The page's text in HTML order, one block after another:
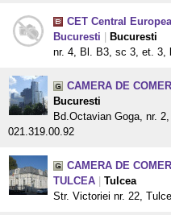
CET Central
Bucuresti
Bucuresti
nr. 4, Bl. B3, sc 3, et. 3,
CAMERA DE
Bucuresti
Bd.Octavian Goga, nr.
021.319.00.92
CAMERA DE
TULCEA
Tulcea
Str. Victoriei nr. 22,